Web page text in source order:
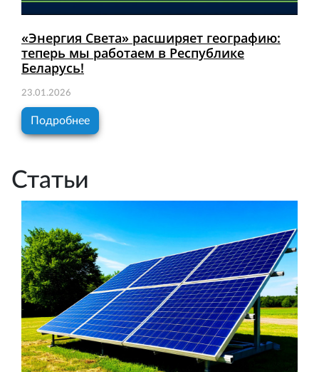
«Энергия Света» расширяет географию:
теперь мы работаем в Республике
Беларусь!
23.01.2026
Подробнее
Статьи